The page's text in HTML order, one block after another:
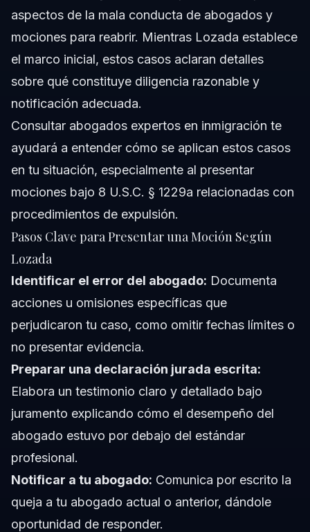
aspectos de la mala conducta de abogados y
mociones para reabrir. Mientras Lozada establece
el marco inicial, estos casos aclaran detalles
sobre qué constituye diligencia razonable y
notificación adecuada.
Consultar abogados expertos en inmigración te
ayudará a entender cómo se aplican estos casos
en tu situación, especialmente al presentar
mociones bajo 8 U.S.C. § 1229a relacionadas con
procedimientos de expulsión.
Pasos Clave para Presentar una Moción Según
Lozada
Identificar el error del abogado: Documenta
acciones u omisiones específicas que
perjudicaron tu caso, como omitir fechas límites o
no presentar evidencia.
Preparar una declaración jurada escrita:
Elabora un testimonio claro y detallado bajo
juramento explicando cómo el desempeño del
abogado estuvo por debajo del estándar
profesional.
Notificar a tu abogado: Comunica por escrito la
queja a tu abogado actual o anterior, dándole
oportunidad de responder.